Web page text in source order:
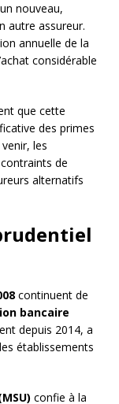
nouveau,
autre assureur.
annuelle de la
considérable
que cette
des primes
les
de
alternatifs
continuent de
bancaire
depuis 2014, a
établissements
confie à la